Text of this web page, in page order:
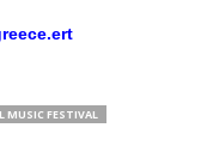
MUSIC FESTIVAL